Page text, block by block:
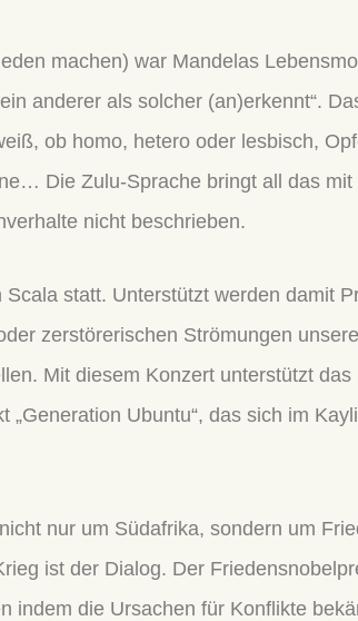
machen) war Mandelas
anderer als solcher (an)erkennt“.
ob homo, hetero oder lesbisch,
Die Zulu-Sprache bringt all das mit
nicht beschrieben.
Scala statt. Unterstützt werden damit
zerstörerischen Strömungen
Mit diesem Konzert unterstützt
Ubuntu“, das sich im
nur um Südafrika, sondern um
ist der Dialog. Der
indem die Ursachen für Konflikte